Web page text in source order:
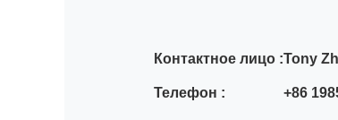
Контактное лицо :Tony
Телефон : +86